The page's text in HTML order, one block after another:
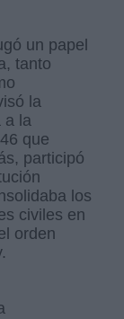
un papel
tanto
la
a la
que
participó
los
civiles en
orden